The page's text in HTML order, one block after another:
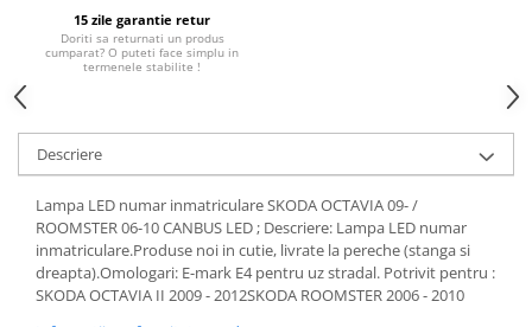
Tuning iluminari
Becuri LED
Faruri
Iluminari autoutilitare
Kituri xenon
Proiectoare ceata
Semnalizari aripa
Semnalizari fata
15 zile garantie retur
Doriti sa returnati un produs
cumparat? O puteti face simplu in
termenele stabilite !
Descriere
Lampa LED numar inmatriculare SKODA OCTAVIA 09- /
ROOMSTER 06-10 CANBUS LED ; Descriere: Lampa LED numar
inmatriculare.Produse noi in cutie, livrate la pereche (stanga si
dreapta).Omologari: E-mark E4 pentru uz stradal. Potrivit pentru :
SKODA OCTAVIA II 2009 - 2012SKODA ROOMSTER 2006 - 2010